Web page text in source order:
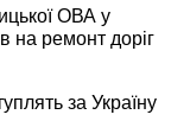
ОВА у
на ремонт доріг
за Україну